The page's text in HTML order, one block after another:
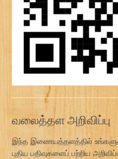
வலைத்தள அறிவிப்பு
இந்த இணையத்தளத்தில்
புதிய பதிவுகளைப் பற்றிய